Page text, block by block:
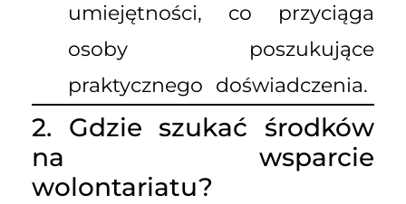
umiejętności, co przyciąga
osoby poszukujące
praktycznego doświadczenia.
2. Gdzie szukać środków
na wsparcie
wolontariatu?